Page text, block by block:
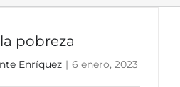
pobreza
Enríquez | 6 enero, 2023